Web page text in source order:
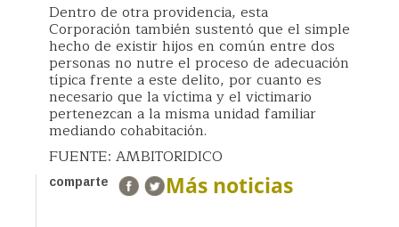
Dentro de otra providencia, esta
Corporación también sustentó que el simple
hecho de existir hijos en común entre dos
personas no nutre el proceso de adecuación
típica frente a este delito, por cuanto es
necesario que la víctima y el victimario
pertenezcan a la misma unidad familiar
mediando cohabitación.
FUENTE: AMBITORIDICO
comparte Más noticias